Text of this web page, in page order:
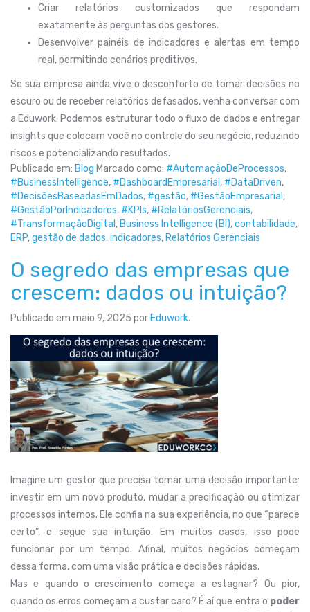
Criar relatórios customizados que respondam
exatamente às perguntas dos gestores.
Desenvolver painéis de indicadores e alertas em tempo
real, permitindo cenários preditivos.
Se sua empresa ainda vive o desconforto de tomar decisões no
escuro ou de receber relatórios defasados, venha conversar com
a Eduwork. Podemos estruturar todo o fluxo de dados e entregar
insights que colocam você no controle do seu negócio, reduzindo
riscos e potencializando resultados.
Publicado em: Blog Marcado como: #AutomaçãoDeProcessos,
#BusinessIntelligence, #DashboardEmpresarial , #DataDriven,
#DecisõesBaseadasEmDados, #gestão, #GestãoEmpresarial ,
#GestãoPorIndicadores, #KPIs, #RelatóriosGerenciais,
#TransformaçãoDigital , Business Intelligence (BI),contabilidade,
ERP,gestão de dados,indicadores, Relatórios Gerenciais
O segredo das empresas que
crescem: dados ou intuição?
Publicado em maio 9, 2025 por Eduwork.
Imagine um gestor que precisa tomar uma decisão importante:
investir em um novo produto, mudar a precificação ou otimizar
processos internos. Ele confia na sua experiência, no que “parece
certo”, e segue sua intuição. Em muitos casos, isso pode
funcionar por um tempo. Afinal, muitos negócios começam
dessa forma, com uma visão prática e decisões rápidas.
Mas e quando o crescimento começa a estagnar? Ou pior,
quando os erros começam a custar caro? É aí que entra o poder